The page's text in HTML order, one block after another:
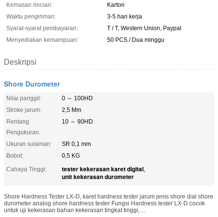
Kemasan rincian:
Karton
Waktu pengiriman:
3-5 hari kerja
Syarat-syarat pembayaran:
T / T, Western Union, Paypal
Menyediakan kemampuan:
50 PCS / Dua minggu
Deskripsi
Shore Durometer
Nilai panggil:
0 ～ 100HD
Stroke jarum:
2,5 Mm
Rentang
Pengukuran:
10 ～ 90HD
Ukuran sulaman:
SR 0,1 mm
Bobot:
0,5 KG
Cahaya Tinggi:
tester kekerasan karet digital,
unit kekerasan durometer
Shore Hardness Tester LX-D, karet hardness tester jarum jenis shore dial shore
durometer analog shore hardness tester Fungsi Hardness tester LX-D cocok
untuk uji kekerasan bahan kekerasan tingkat tinggi, ...